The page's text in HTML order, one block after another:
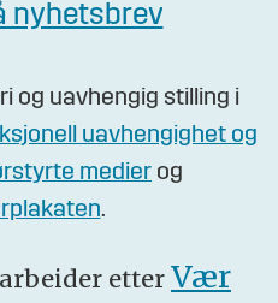
nyhetsbrev
og uavhengig stilling i
uavhengighet og
medier og
.
etter Vær